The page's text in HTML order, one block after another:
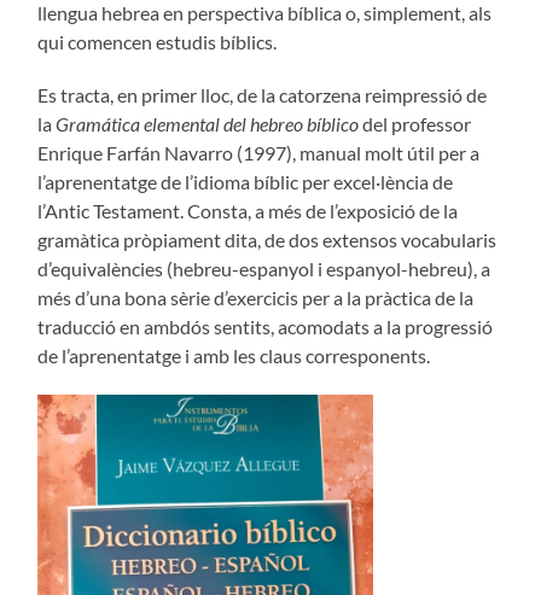
llengua hebrea en perspectiva bíblica o, simplement, als
qui comencen estudis bíblics.
Es tracta, en primer lloc, de la catorzena reimpressió de
laGramática elemental del hebreo bíblicodel professor
Enrique Farfán Navarro (1997), manual molt útil per a
l’aprenentatge de l’idioma bíblic per excel·lència de
l’Antic Testament. Consta, a més de l’exposició de la
gramàtica pròpiament dita, de dos extensos vocabularis
d’equivalències (hebreu-espanyol i espanyol-hebreu), a
més d’una bona sèrie d’exercicis per a la pràctica de la
traducció en ambdós sentits, acomodats a la progressió
de l’aprenentatge i amb les claus corresponents.